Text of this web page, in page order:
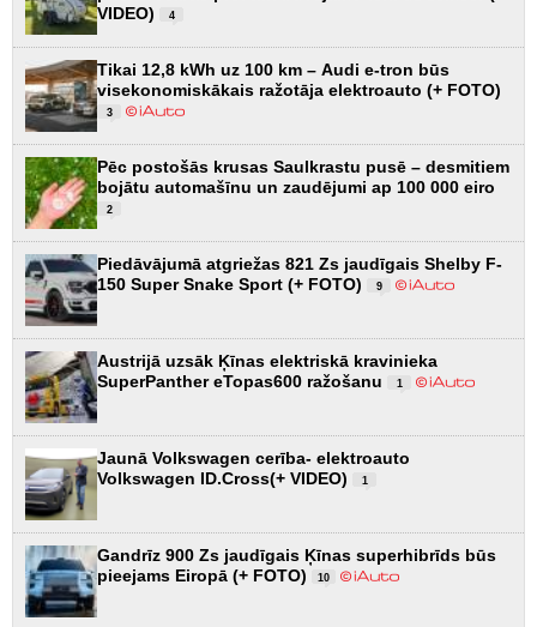
VIDEO)
4
Tikai 12,8 kWh uz 100 km – Audi e-tron būs
visekonomiskākais ražotāja elektroauto (+ FOTO)
3
Pēc postošās krusas Saulkrastu pusē – desmitiem
bojātu automašīnu un zaudējumi ap 100 000 eiro
2
Piedāvājumā atgriežas 821 Zs jaudīgais Shelby F-
150 Super Snake Sport (+ FOTO)
9
Austrijā uzsāk Ķīnas elektriskā kravinieka
SuperPanther eTopas600 ražošanu
1
Jaunā Volkswagen cerība- elektroauto
Volkswagen ID.Cross(+ VIDEO)
1
Gandrīz 900 Zs jaudīgais Ķīnas superhibrīds būs
pieejams Eiropā (+ FOTO)
10